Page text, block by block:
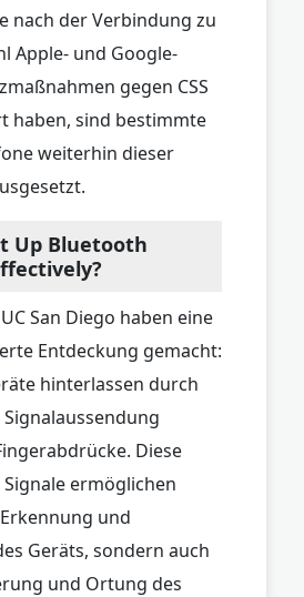
nach der Verbindung zu
Apple- und Google-
gegen CSS
haben, sind bestimmte
weiterhin dieser
Up Bluetooth
San Diego haben eine
Entdeckung gemacht:
hinterlassen durch
Diese
ermöglichen
und
Geräts, sondern auch
und Ortung des